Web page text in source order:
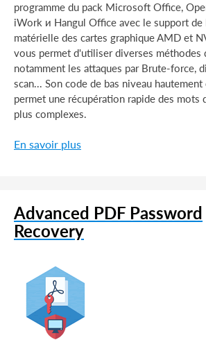
programme du pack Microsoft Office,
iWork и Hangul Office avec le support de
matérielle des cartes graphique AMD et
vous permet d'utiliser diverses méthodes
notamment les attaques par Brute-force,
scan... Son code de bas niveau
permet une récupération rapide des mots
plus complexes.
En savoir plus
Advanced PDF Password
Recovery